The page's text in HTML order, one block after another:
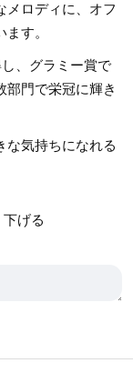
メロディに、オフ
す。
、グラミー賞で
部門で栄冠に輝き
な気持ちになれる
下げる